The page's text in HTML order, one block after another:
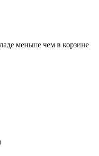
меньше чем в корзине